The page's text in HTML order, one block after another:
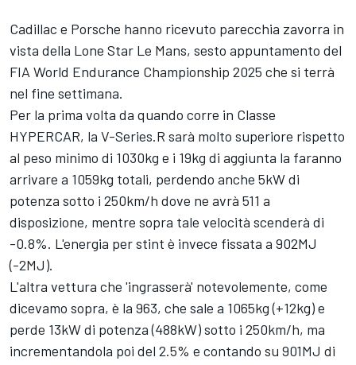
Cadillac e Porsche hanno ricevuto parecchia zavorra in
vista della Lone Star Le Mans, sesto appuntamento del
FIA World Endurance Championship 2025 che si terrà
nel fine settimana.
Per la prima volta da quando corre in Classe
HYPERCAR, la V-Series.R sarà molto superiore rispetto
al peso minimo di 1030kg e i 19kg di aggiunta la faranno
arrivare a 1059kg totali, perdendo anche 5kW di
potenza sotto i 250km/h dove ne avrà 511 a
disposizione, mentre sopra tale velocità scenderà di
-0.8%. L'energia per stint è invece fissata a 902MJ
(-2MJ).
L'altra vettura che 'ingrasserà' notevolemente, come
dicevamo sopra, è la 963, che sale a 1065kg (+12kg) e
perde 13kW di potenza (488kW) sotto i 250km/h, ma
incrementandola poi del 2.5% e contando su 901MJ di